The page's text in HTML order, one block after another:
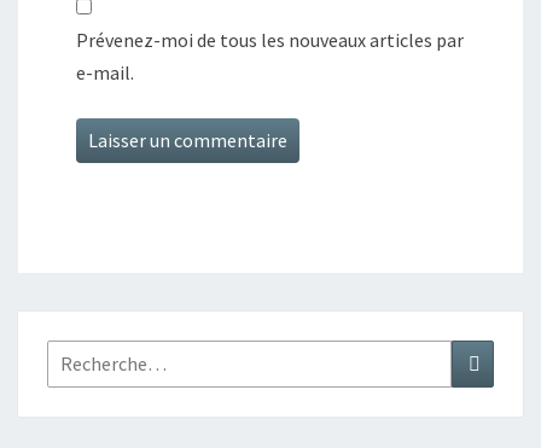
Prévenez-moi de tous les nouveaux articles par
e-mail.
Rechercher :